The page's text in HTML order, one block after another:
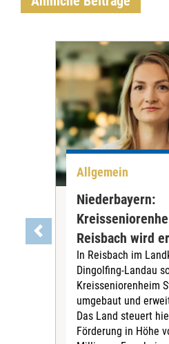
Allgemein
Niederbayern:
Reisbach wird
In Reisbach im
Dingolfing-Landau
Kreisseniorenheim
umgebaut und
Das Land steuert
Förderung in Höhe